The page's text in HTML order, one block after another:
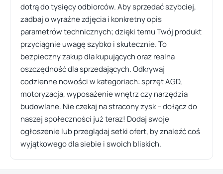
dotrą do tysięcy odbiorców. Aby sprzedać szybciej,
zadbaj o wyraźne zdjęcia i konkretny opis
parametrów technicznych; dzięki temu Twój produkt
przyciągnie uwagę szybko i skutecznie. To
bezpieczny zakup dla kupujących oraz realna
oszczędność dla sprzedających. Odkrywaj
codzienne nowości w kategoriach: sprzęt AGD,
motoryzacja, wyposażenie wnętrz czy narzędzia
budowlane. Nie czekaj na stracony zysk – dołącz do
naszej społeczności już teraz! Dodaj swoje
ogłoszenie lub przeglądaj setki ofert, by znaleźć coś
wyjątkowego dla siebie i swoich bliskich.